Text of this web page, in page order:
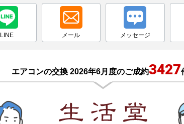
LINE メール メッセージ
エアコンの交換 2026年6月度のご成約3427